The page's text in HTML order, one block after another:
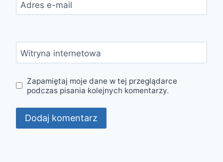
Adres e-mail
Witryna internetowa
Zapamiętaj moje dane w tej przeglądarce
podczas pisania kolejnych komentarzy.